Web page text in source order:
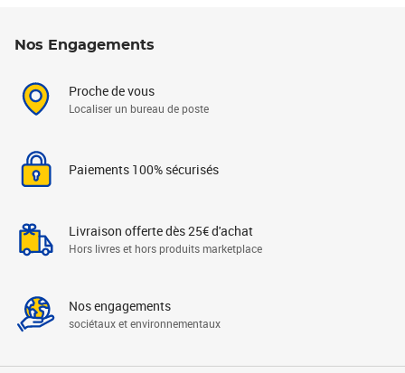
Nos Engagements
Proche de vous
Localiser un bureau de poste
Paiements 100% sécurisés
Livraison offerte dès 25€ d'achat
Hors livres et hors produits marketplace
Nos engagements
sociétaux et environnementaux